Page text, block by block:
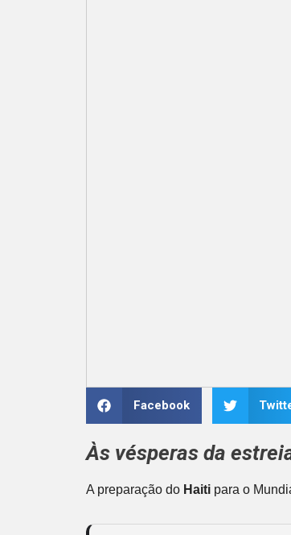
Facebook
Às vésperas da
A preparação do Haiti para o